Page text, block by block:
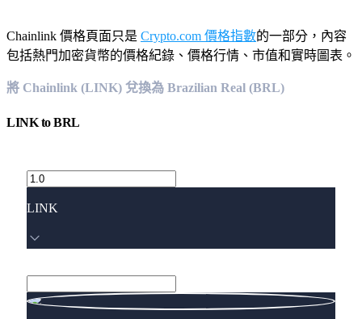
Chainlink 價格頁面只是 Crypto.com 價格指數的一部分，內容
包括熱門加密貨幣的價格紀錄、價格行情、市值和實時圖表。
將 Chainlink (LINK) 兌換為 Brazilian Real (BRL)
LINKtoBRL
LINK